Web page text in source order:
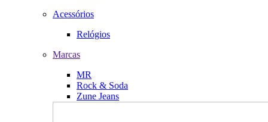
Acessórios
Relógios
Marcas
MR
Rock & Soda
Zune Jeans